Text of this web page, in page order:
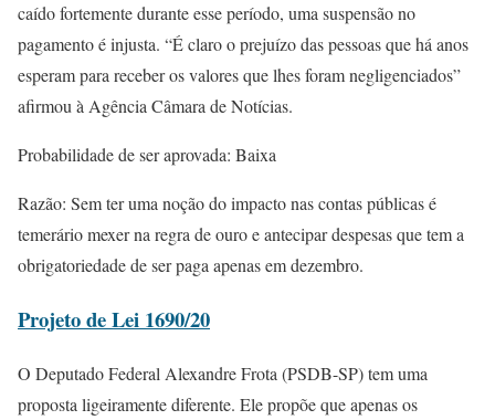
caído fortemente durante esse período, uma suspensão no
pagamento é injusta. “É claro o prejuízo das pessoas que há anos
esperam para receber os valores que lhes foram negligenciados”
afirmou à Agência Câmara de Notícias.
Probabilidade de ser aprovada: Baixa
Razão: Sem ter uma noção do impacto nas contas públicas é
temerário mexer na regra de ouro e antecipar despesas que tem a
obrigatoriedade de ser paga apenas em dezembro.
Projeto de Lei 1690/20
O Deputado Federal Alexandre Frota (PSDB-SP) tem uma
proposta ligeiramente diferente. Ele propõe que apenas os